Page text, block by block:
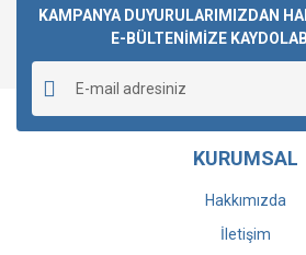
KAMPANYA DUYURULARIMIZDAN
E-BÜLTENİMİZE
KURUMSAL
Hakkımızda
İletişim